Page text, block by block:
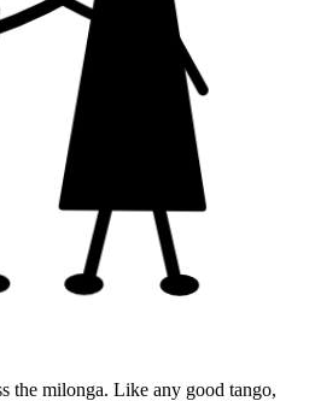
the milonga. Like any good tango,